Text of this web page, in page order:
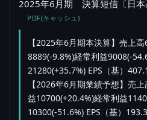
2025年6月期 決算短信〔日本
PDF(キャッシュ)
【2025年6月期本決算】売上
8889(-9.8%)経常利益9008(-
21280(+35.7%) EPS（基）
【2026年6月期業績予想】売
益10700(+20.4%)経常利益
10300(-51.6%) EPS（基）